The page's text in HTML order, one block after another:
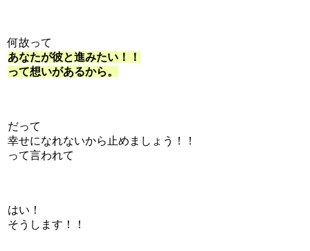
何故って
あなたが彼と進みたい！！
って想いがあるから。
だって
幸せになれないから止めましょう！！
って言われて
はい！
そうします！！